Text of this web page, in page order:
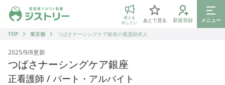
ジストリー 看護師の転職マッチング
求人を
出したい
あとで見る 新規登録
メニュー
TOP
東京都 つばさナーシングケア銀座の看護師求人
2025/9/8更新
つばさナーシングケア銀座
正看護師 / パート・アルバイト